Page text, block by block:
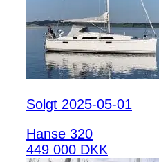
Solgt 2025-05-01
Hanse 320
449 000 DKK